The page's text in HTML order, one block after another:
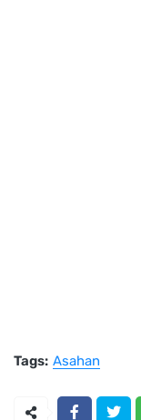
Tags: Asahan